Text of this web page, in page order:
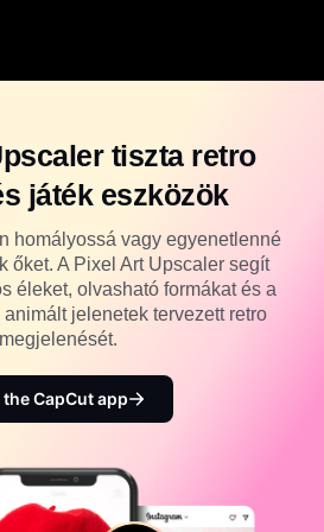
2.5
-generátor
-generátor
és -szerkesztő
tiszta retro
játék eszközök
homályossá vagy egyenetlenné
őket. A Pixel Art Upscaler segít
éleket, olvasható formákat és a
jelenetek tervezett retro
megjelenését.
the CapCut app